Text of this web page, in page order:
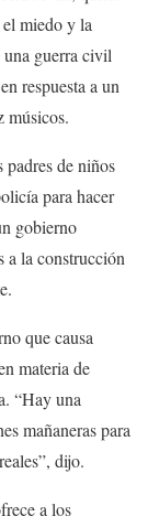
miedo y la
una guerra civil
respuesta a un
músicos.
padres de niños
para hacer
gobierno
a la construcción
que causa
materia de
“Hay una
mañaneras para
dijo.
a los